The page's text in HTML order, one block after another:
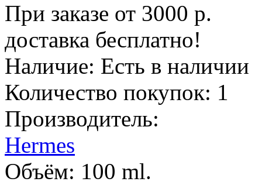
При заказе от 3000 р.
доставка бесплатно!
Наличие: Есть в наличии
Количество покупок: 1
Производитель:
Hermes
Объём: 100 ml.